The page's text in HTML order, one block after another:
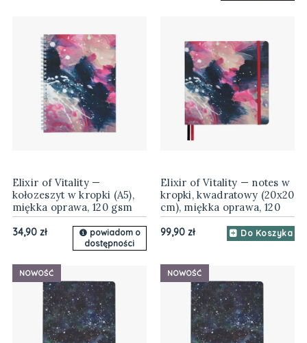
Elixir of Vitality —
kołozeszyt w kropki (A5),
miękka oprawa, 120 gsm
34,90 zł
powiadom o
dostępności
Elixir of Vitality — notes w
kropki, kwadratowy (20x20
cm), miękka oprawa, 120
gsm
99,90 zł Do Koszyka
NOWOŚĆ NOWOŚĆ